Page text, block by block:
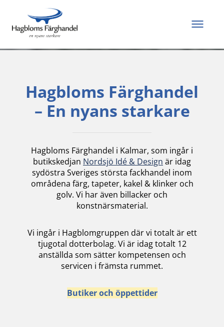
Allt du behöver för
att måla och renovera
Hagbloms Färghandel
– En nyans starkare
Hagbloms Färghandel i Kalmar, som ingår i
butikskedjan Nordsjö Idé & Design är idag
sydöstra Sveriges största fackhandel inom
områdena färg, tapeter, kakel & klinker och
golv. Vi har även billacker och
konstnärsmaterial.
Vi ingår i Hagblomgruppen där vi totalt är ett
tjugotal dotterbolag. Vi är idag totalt 12
anställda som sätter kompetensen och
servicen i främsta rummet.
Butiker och öppettider